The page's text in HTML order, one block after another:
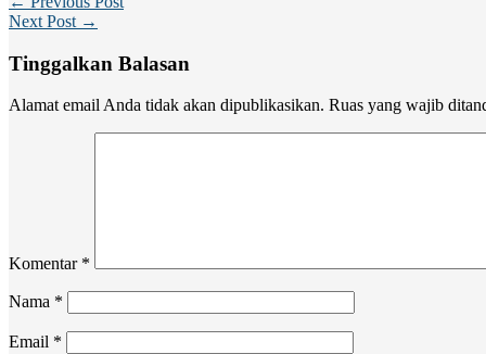
Next Post →
Tinggalkan Balasan
Alamat email Anda tidak akan dipublikasikan. Ruas yang wajib
Komentar *
Nama *
Email *